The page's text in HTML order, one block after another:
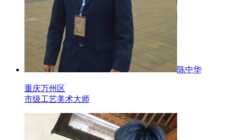
陈中华
重庆万州区
市级工艺美术大师